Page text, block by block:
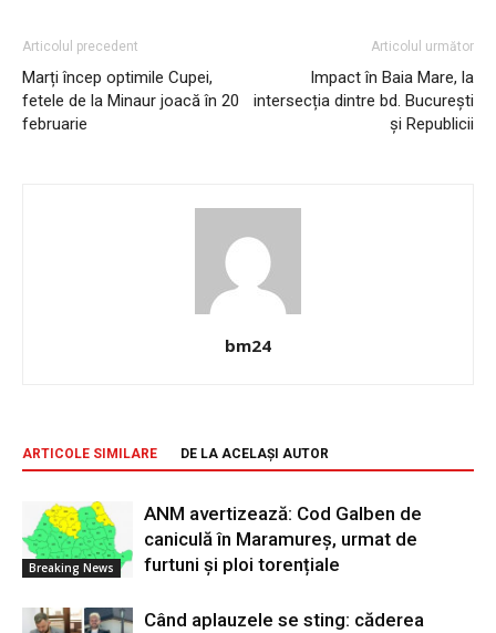
Articolul precedent
Marți încep optimile Cupei,
fetele de la Minaur joacă în 20
februarie
Articolul următor
Impact în Baia Mare, la
intersecția dintre bd. București
și Republicii
bm24
ARTICOLE SIMILARE DE LA ACELAȘI AUTOR
Breaking News
ANM avertizează: Cod Galben de
caniculă în Maramureș, urmat de
furtuni și ploi torențiale
Când aplauzele se sting: căderea